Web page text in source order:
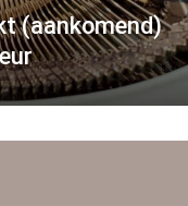
(aankomend)